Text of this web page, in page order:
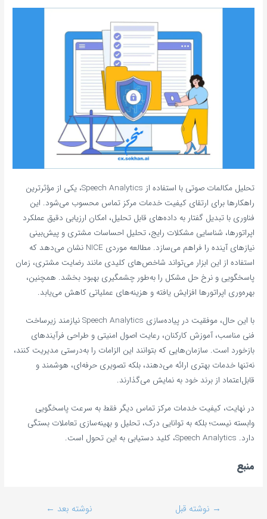
تحلیل مکالمات صوتی با استفاده از Speech Analytics، یکی از مؤثرترین
راهکارها برای ارتقای کیفیت خدمات مرکز تماس محسوب می‌شود. این
فناوری با تبدیل گفتار به داده‌های قابل تحلیل، امکان ارزیابی دقیق عملکرد
اپراتورها، شناسایی مشکلات رایج، تحلیل احساسات مشتری و پیش‌بینی
نیازهای آینده را فراهم می‌سازد. مطالعه موردی NICE نشان می‌دهد که
استفاده از این ابزار می‌تواند شاخص‌های کلیدی مانند رضایت مشتری، زمان
پاسخگویی و نرخ حل مشکل را به‌طور چشمگیری بهبود بخشد. همچنین،
بهره‌وری اپراتورها افزایش یافته و هزینه‌های عملیاتی کاهش می‌یابد.
با این حال، موفقیت در پیاده‌سازی Speech Analytics نیازمند زیرساخت
فنی مناسب، آموزش کارکنان، رعایت اصول امنیتی و طراحی فرآیندهای
بازخورد است. سازمان‌هایی که بتوانند این الزامات را به‌درستی مدیریت کنند،
نه‌تنها خدمات بهتری ارائه می‌دهند، بلکه تصویری حرفه‌ای، هوشمند و
قابل‌اعتماد از برند خود به نمایش می‌گذارند.
در نهایت، کیفیت خدمات مرکز تماس دیگر فقط به سرعت پاسخگویی
وابسته نیست؛ بلکه به توانایی درک، تحلیل و بهینه‌سازی تعاملات بستگی
دارد. Speech Analytics، کلید دستیابی به این تحول است.
منبع
→ نوشته قبل نوشته بعد ←